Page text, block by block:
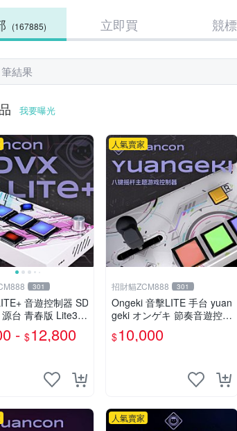
(167885) 立即買 競標
結果
我要曝光
301
音遊控制器 SD
台 青春版 Lite3節
制器- $12,800
人氣賣家
招財貓ZCM888 301
Ongeki 音擊LITE 手台 yuan
geki オンゲキ 節奏音遊控制
器 外設
$10,000
人氣賣家